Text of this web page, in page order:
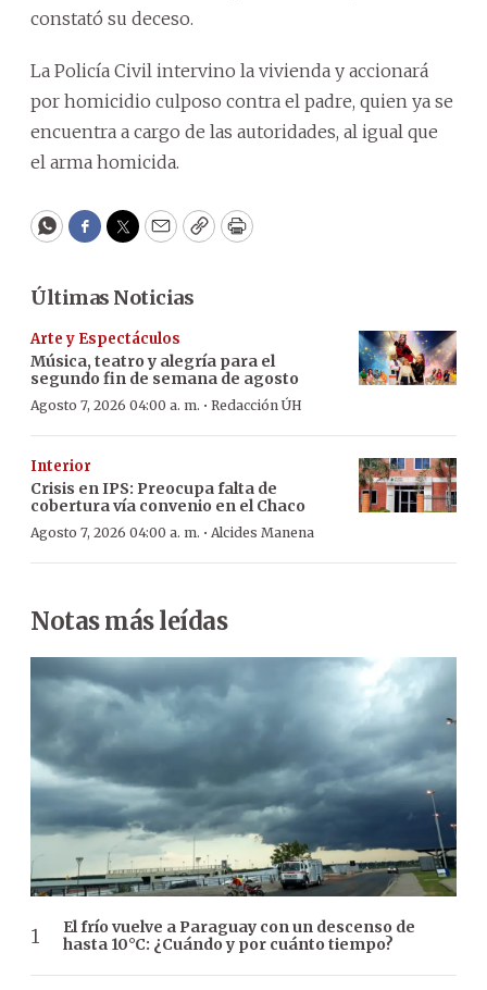
constató su deceso.
La Policía Civil intervino la vivienda y accionará
por homicidio culposo contra el padre, quien ya se
encuentra a cargo de las autoridades, al igual que
el arma homicida.
WhatsApp
Facebook
Twitter
EmailCopyPrint
Últimas Noticias
Arte y Espectáculos
Música, teatro y alegría para el
segundo fin de semana de agosto
Agosto 7, 2026 04:00 a. m. · Redacción ÚH
Interior
Crisis en IPS: Preocupa falta de
cobertura vía convenio en el Chaco
Agosto 7, 2026 04:00 a. m. · Alcides Manena
Notas más leídas
El frío vuelve a Paraguay con un descenso de
hasta 10°C: ¿Cuándo y por cuánto tiempo?